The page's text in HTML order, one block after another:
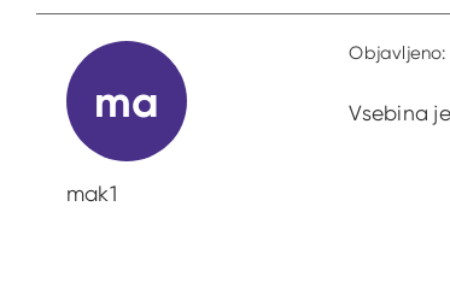
ma
mak1
Objavljeno:
Vsebina